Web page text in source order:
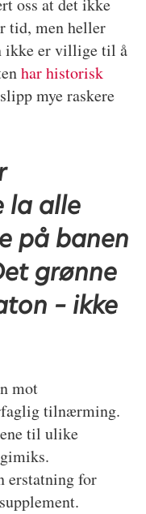
oss at det ikke
tid, men heller
ikke er villige til å
har historisk
mye raskere
la alle
på banen
grønne
– ikke
mot
tilnærming.
til ulike
erstatning for